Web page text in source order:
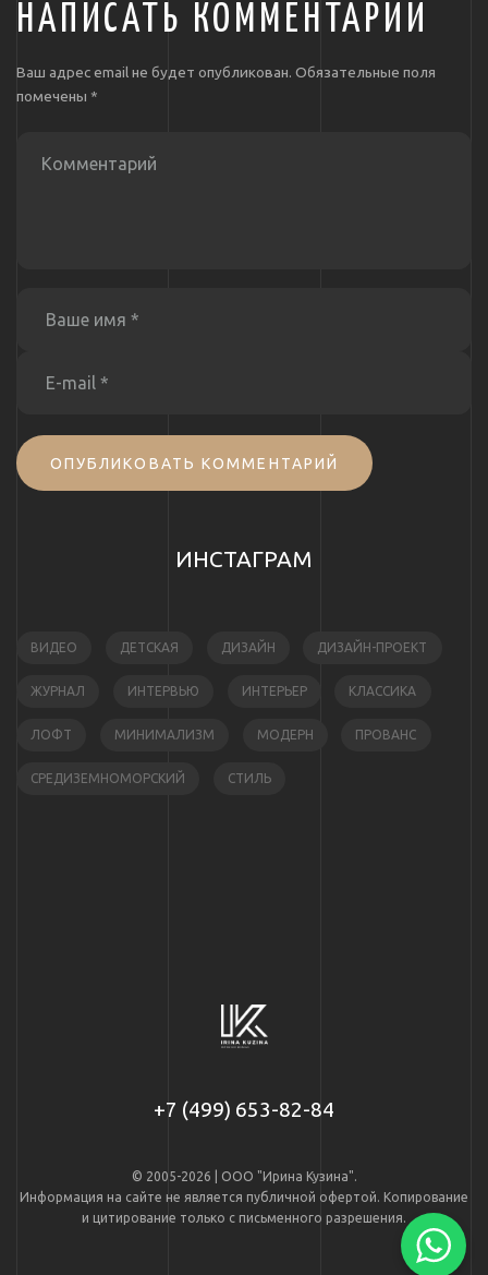
НАПИСАТЬ КОММЕНТАРИЙ
Ваш адрес email не будет опубликован. Обязательные поля
помечены *
ОПУБЛИКОВАТЬ КОММЕНТАРИЙ
ИНСТАГРАМ
ВИДЕО ДЕТСКАЯ ДИЗАЙН ДИЗАЙН-ПРОЕКТ
ЖУРНАЛ ИНТЕРВЬЮ ИНТЕРЬЕР КЛАССИКА
ЛОФТ МИНИМАЛИЗМ МОДЕРН ПРОВАНС
СРЕДИЗЕМНОМОРСКИЙ СТИЛЬ
+7 (499) 653-82-84
© 2005-2026 | ООО "Ирина Кузина".
Информация на сайте не является публичной офертой. Копирование
и цитирование только с письменного разрешения.